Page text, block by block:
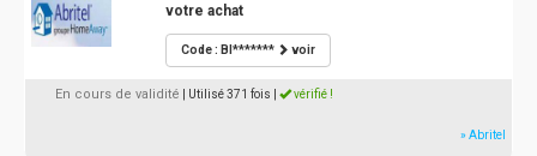
votre achat
Code : BI******* voir
En cours de validité | Utilisé 371 fois vérifié !
» Abritel